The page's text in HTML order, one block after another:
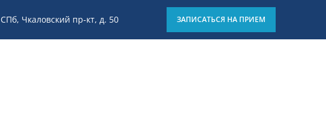
СПб, Чкаловский пр-кт, д. 50 ЗАПИСАТЬСЯ НА ПРИЕМ